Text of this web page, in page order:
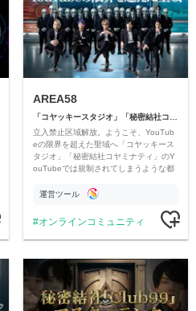
AREA58
立入禁止区域解放。ようこそ、YouTub
eの限界を超えた聖域へ「コヤッキース
タジオ」「秘密結社コヤミナティ」のY
ouTubeでは規制されてしまうような都
公開。
運営ツール
オンラインコミュニティ